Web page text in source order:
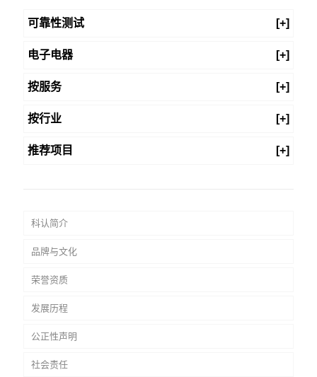
可靠性测试 [+]
电子电器 [+]
按服务 [+]
按行业 [+]
推荐项目 [+]
科认简介
品牌与文化
荣誉资质
发展历程
公正性声明
社会责任